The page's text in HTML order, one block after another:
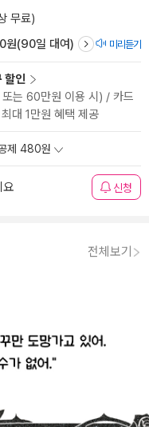
무료)
(90일 대여) 미리듣기
할인
는 60만원 이용 시) / 카드
대 1만원 혜택 제공
제 480원
요 신청
전체보기